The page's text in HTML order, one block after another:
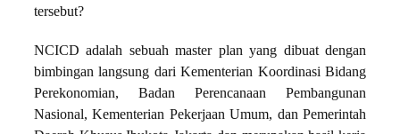
tersebut?
NCICD adalah sebuah master plan yang dibuat dengan
bimbingan langsung dari Kementerian Koordinasi Bidang
Perekonomian, Badan Perencanaan Pembangunan
Nasional, Kementerian Pekerjaan Umum, dan Pemerintah